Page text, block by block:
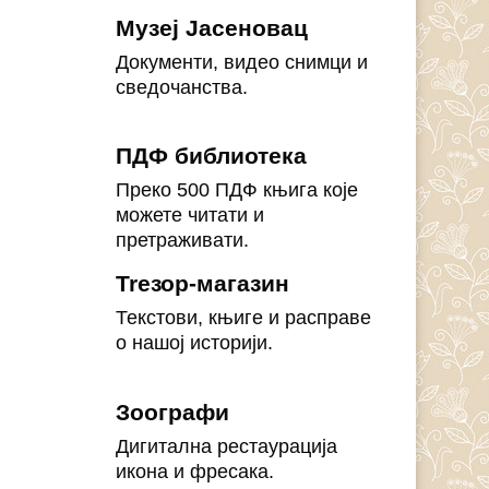
Музеј Јасеновац
Документи, видео снимци и
сведочанства.
ПДФ библиотека
Преко 500 ПДФ књига које
можете читати и
претраживати.
Treзор-магазин
Текстови, књиге и расправе
о нашој историји.
Зоографи
Дигитална рестаурација
икона и фресака.